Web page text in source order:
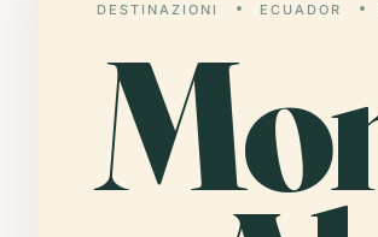
DESTINAZIONI ECUADOR